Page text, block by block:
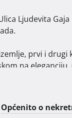
prvi i
na
vrhunske
Općenito o